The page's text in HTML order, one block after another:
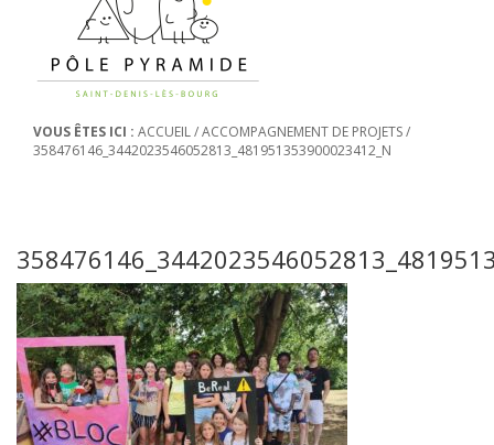
VOUS ÊTES ICI : ACCUEIL/ACCOMPAGNEMENT DE PROJETS/
358476146_3442023546052813_481951353900023412_N